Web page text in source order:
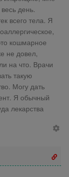
день.
всего тела. Я
кошмарное
не довел,
на что. Врачи
такую
Могу дать
Я обычный
лекарства